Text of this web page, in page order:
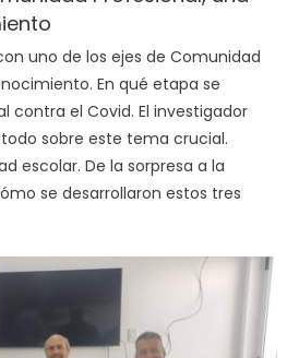
uno de los ejes de Comunidad
En qué etapa se
contra el Covid. El investigador
sobre este tema crucial.
escolar. De la sorpresa a la
se desarrollaron estos tres